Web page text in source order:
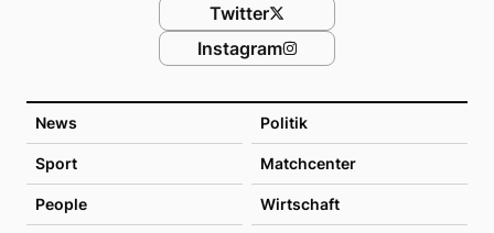
News Politik
Sport Matchcenter
People Wirtschaft
Twitter
Instagram